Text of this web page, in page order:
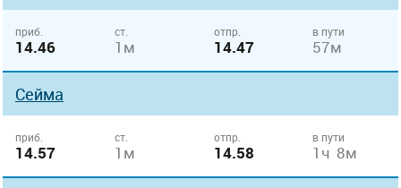
приб.
14.46
ст.
1м
отпр.
14.47
в пути
57м
Сейма
приб.
14.57
ст.
1м
отпр.
14.58
в пути
1ч 8м